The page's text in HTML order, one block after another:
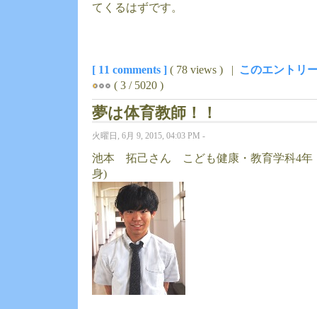
てくるはずです。
[ 11 comments ] ( 78 views ) | このエントリ
( 3 / 5020 )
夢は体育教師！！
火曜日, 6月 9, 2015, 04:03 PM -
池本 拓己さん こども健康・教育学科4
身)